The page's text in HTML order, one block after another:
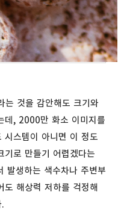
는 것을 감안해도 크기와
데, 2000만 화소 이미지를
시스템이 아니면 이 정도
기로 만들기 어렵겠다는
발생하는 색수차나 주변부
도 해상력 저하를 걱정해